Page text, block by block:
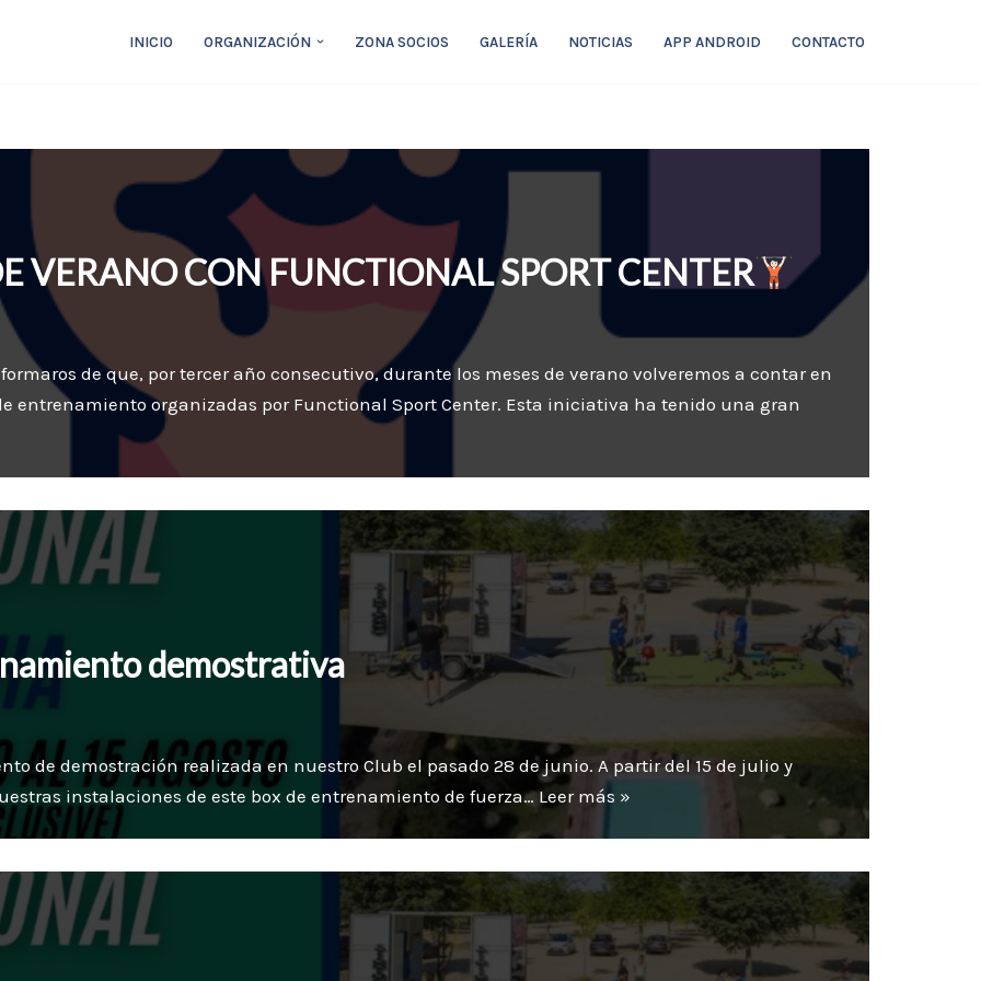
INICIO ORGANIZACIÓN ZONA SOCIOS GALERÍA NOTICIAS APP ANDROID CONTACTO
VERANO CON FUNCTIONAL SPORT CENTER
de que, por tercer año consecutivo, durante los meses de verano volveremos a contar en
entrenamiento organizadas por Functional Sport Center. Esta iniciativa ha tenido una gran
demostrativa
de demostración realizada en nuestro Club el pasado 28 de junio. A partir del 15 de julio y
instalaciones de este box de entrenamiento de fuerza…Leer más »